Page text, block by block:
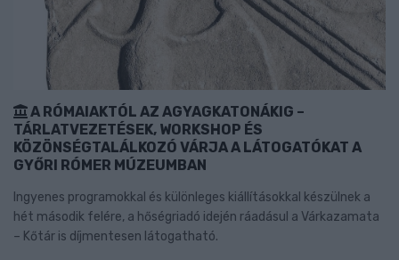
A RÓMAIAKTÓL AZ AGYAGKATONÁKIG –
TÁRLATVEZETÉSEK, WORKSHOP ÉS
KÖZÖNSÉGTALÁLKOZÓ VÁRJA A LÁTOGATÓKAT A
GYŐRI RÓMER MÚZEUMBAN
Ingyenes programokkal és különleges kiállításokkal készülnek a
hét második felére, a hőségriadó idején ráadásul a Várkazamata
– Kőtár is díjmentesen látogatható.